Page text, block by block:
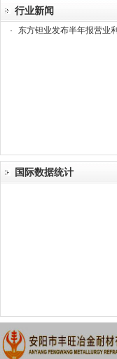
行业新闻
· 东方钽业发布半年报营业
国际数据统计